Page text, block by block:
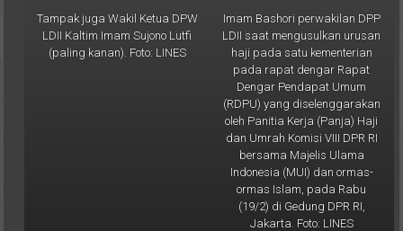
LDII Kaltim Imam Sujono Lutfi
(paling kanan). Foto: LINES
LDII saat mengusulkan urusan
haji pada satu kementerian
pada rapat dengar Rapat
Dengar Pendapat Umum
(RDPU) yang diselenggarakan
oleh Panitia Kerja (Panja) Haji
dan Umrah Komisi VIII DPR RI
bersama Majelis Ulama
Indonesia (MUI) dan ormas-
ormas Islam, pada Rabu
(19/2) di Gedung DPR RI,
Jakarta. Foto: LINES